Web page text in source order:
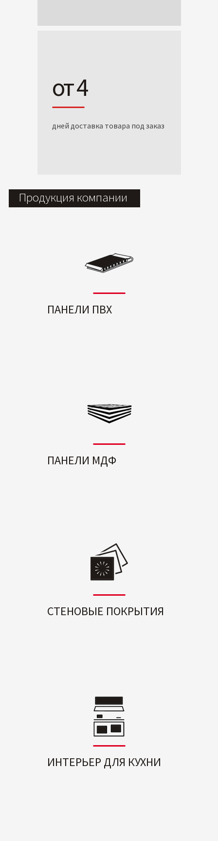
от 4
дней доставка товара под заказ
Продукция компании
ПАНЕЛИ ПВХ
ПАНЕЛИ МДФ
СТЕНОВЫЕ ПОКРЫТИЯ
ИНТЕРЬЕР ДЛЯ КУХНИ